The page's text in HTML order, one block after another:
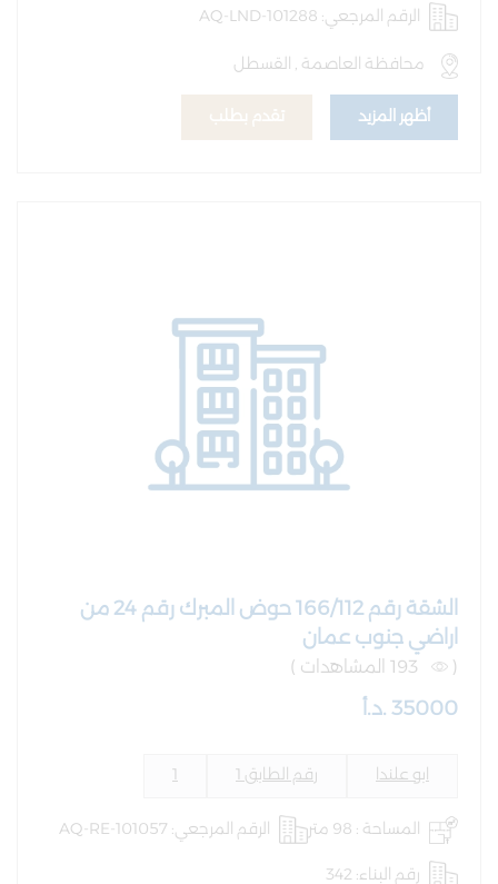
الرقم المرجعي: AQ-LND-101288
محافظة العاصمة , القسطل
أظهر المزيد
الشقة رقم 166/112 حوض المبرك رقم 24 من
اراضي جنوب عمان
(
35000 .د.أ
ابو علندا رقم الطابق 1 1
المساحة : 98 متر
الرقم المرجعي: AQ-RE-101057
رقم البناء: 342